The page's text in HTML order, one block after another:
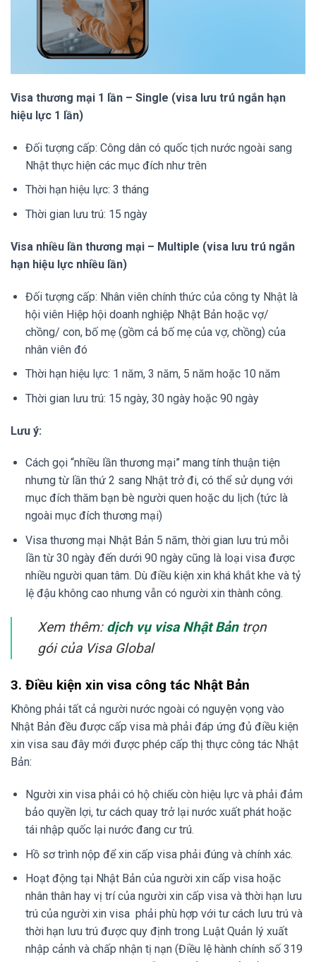
Visa thương mại 1 lần – Single (visa lưu trú ngắn hạn
hiệu lực 1 lần)
Đối tượng cấp: Công dân có quốc tịch nước ngoài sang
Nhật thực hiện các mục đích như trên
Thời hạn hiệu lực: 3 tháng
Thời gian lưu trú: 15 ngày
Visa nhiều lần thương mại – Multiple (visa lưu trú ngắn
hạn hiệu lực nhiều lần)
Đối tượng cấp: Nhân viên chính thức của công ty Nhật là
hội viên Hiệp hội doanh nghiệp Nhật Bản hoặc vợ/
chồng/ con, bố mẹ (gồm cả bố mẹ của vợ, chồng) của
nhân viên đó
Thời hạn hiệu lực: 1 năm, 3 năm, 5 năm hoặc 10 năm
Thời gian lưu trú: 15 ngày, 30 ngày hoặc 90 ngày
Lưu ý:
Cách gọi “nhiều lần thương mại” mang tính thuận tiện
nhưng từ lần thứ 2 sang Nhật trở đi, có thể sử dụng với
mục đích thăm bạn bè người quen hoặc du lịch (tức là
ngoài mục đích thương mại)
Visa thương mại Nhật Bản 5 năm, thời gian lưu trú mỗi
lần từ 30 ngày đến dưới 90 ngày cũng là loại visa được
nhiều người quan tâm. Dù điều kiện xin khá khắt khe và tỷ
lệ đậu không cao nhưng vẫn có người xin thành công.
Xem thêm: dịch vụ visa Nhật Bảntrọn
gói của Visa Global
3. Điều kiện xin visa công tác Nhật Bản
Không phải tất cả người nước ngoài có nguyện vọng vào
Nhật Bản đều được cấp visa mà phải đáp ứng đủ điều kiện
xin visa sau đây mới được phép cấp thị thực công tác Nhật
Bản:
Người xin visa phải có hộ chiếu còn hiệu lực và phải đảm
bảo quyền lợi, tư cách quay trở lại nước xuất phát hoặc
tái nhập quốc lại nước đang cư trú.
Hồ sơ trình nộp để xin cấp visa phải đúng và chính xác.
Hoạt động tại Nhật Bản của người xin cấp visa hoặc
nhân thân hay vị trí của người xin cấp visa và thời hạn lưu
trú của người xin visa phải phù hợp với tư cách lưu trú và
thời hạn lưu trú được quy định trong Luật Quản lý xuất
nhập cảnh và chấp nhận tị nạn (Điều lệ hành chính số 319